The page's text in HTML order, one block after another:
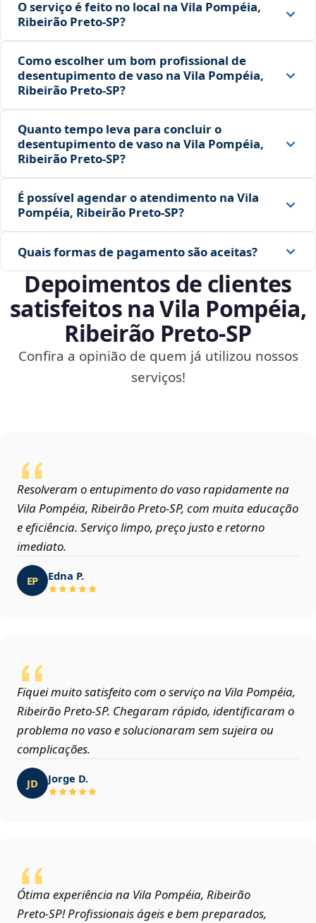
O serviço é feito no local na Vila Pompéia,
Ribeirão Preto‑SP?
Como escolher um bom profissional de
desentupimento de vaso na Vila Pompéia,
Ribeirão Preto‑SP?
Quanto tempo leva para concluir o
desentupimento de vaso na Vila Pompéia,
Ribeirão Preto‑SP?
É possível agendar o atendimento na Vila
Pompéia, Ribeirão Preto‑SP?
Quais formas de pagamento são aceitas?
Depoimentos de clientes
satisfeitos na Vila Pompéia,
Ribeirão Preto‑SP
Confira a opinião de quem já utilizou nossos
serviços!
Resolveram o entupimento do vaso rapidamente na
Vila Pompéia, Ribeirão Preto‑SP, com muita educação
e eficiência. Serviço limpo, preço justo e retorno
imediato.
EP Edna P.
Fiquei muito satisfeito com o serviço na Vila Pompéia,
Ribeirão Preto‑SP. Chegaram rápido, identificaram o
problema no vaso e solucionaram sem sujeira ou
complicações.
JD Jorge D.
Ótima experiência na Vila Pompéia, Ribeirão
Preto‑SP! Profissionais ágeis e bem preparados,